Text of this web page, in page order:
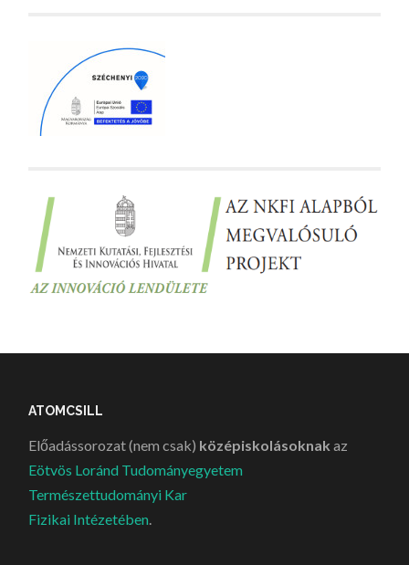
ATOMCSILL
Előadássorozat (nem csak) középiskolásoknak az
Eötvös Loránd Tudományegyetem
Természettudományi Kar
Fizikai Intézetében.